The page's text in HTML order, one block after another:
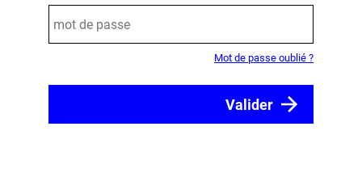
Mot de passe oublié ?